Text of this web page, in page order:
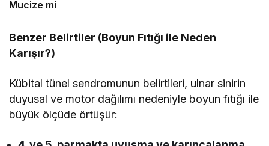
Mucize mi
Benzer Belirtiler (Boyun Fıtığı ile Neden
Karışır?)
Kübital tünel sendromunun belirtileri, ulnar sinirin
duyusal ve motor dağılımı nedeniyle boyun fıtığı ile
büyük ölçüde örtüşür: